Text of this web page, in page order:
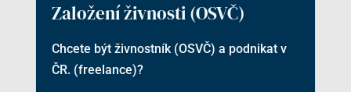
Založení živnosti (OSVČ)
Chcete být živnostník (OSVČ) a podnikat v
ČR. (freelance)?